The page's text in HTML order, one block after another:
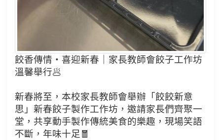
餃香傳情・喜迎新春｜家長教師會餃子工作坊
溫馨舉行🥟
新春將至，本校家長教師會舉辦「餃餃新意
思」新春餃子製作工作坊，邀請家長們齊聚一
堂，共享動手製作傳統美食的樂趣，現場笑語
不斷，年味十足🧧